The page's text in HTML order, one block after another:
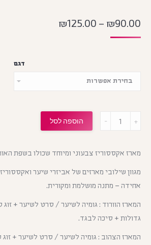
₪90.00
–
₪125.00
מארז אקססוריז צבעוני ומיוחד שכולו בשפת
מגוון שילובי מארזים של אביזרי שיער
אחידה – מתנה מושלמת ומקורית.
המארז הוורוד : גומיה לשיער / סרט לשיער +
גדולות + סיכה לבגד.
המארז הצהוב : גומיה לשיער / סרט לשיער + זוג
דגם
הוספה לסל